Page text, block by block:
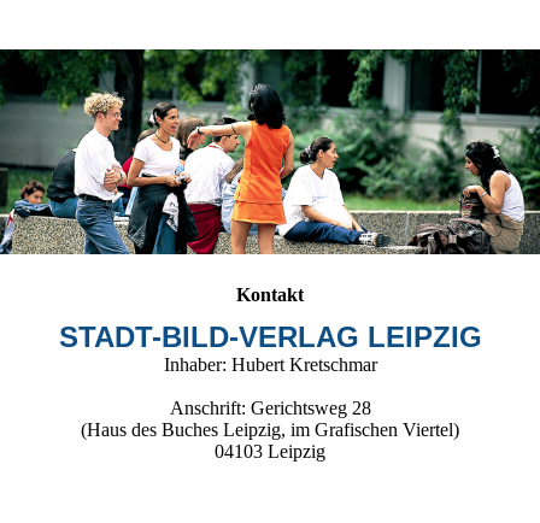
Kontakt
STADT-BILD-VERLAG LEIPZIG
Inhaber: Hubert Kretschmar
Anschrift: Gerichtsweg 28
(Haus des Buches Leipzig, im Grafischen Viertel)
04103 Leipzig